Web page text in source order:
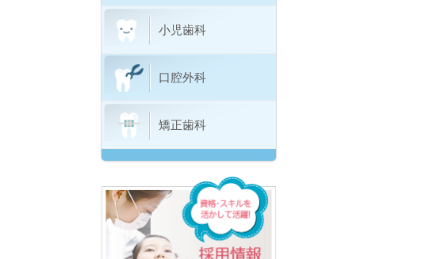
小児歯科
口腔外科
矯正歯科